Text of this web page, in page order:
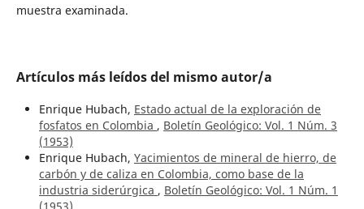
muestra examinada.
Artículos más leídos del mismo autor/a
Enrique Hubach, Estado actual de la exploración de
fosfatos en Colombia , Boletín Geológico: Vol. 1 Núm. 3
(1953)
Enrique Hubach, Yacimientos de mineral de hierro, de
carbón y de caliza en Colombia, como base de la
industria siderúrgica , Boletín Geológico: Vol. 1 Núm. 1